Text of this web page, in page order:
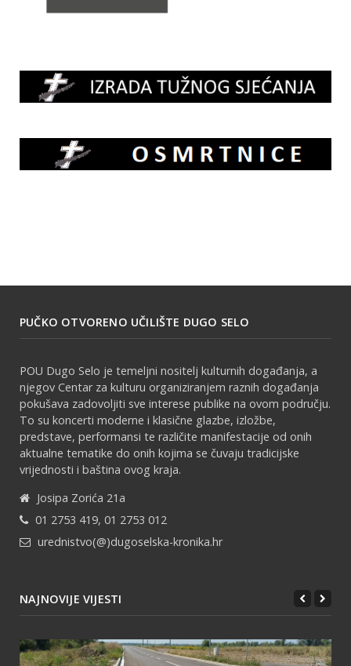
PUČKO OTVORENO UČILIŠTE DUGO SELO
POU Dugo Selo je temeljni nositelj kulturnih događanja, a
njegov Centar za kulturu organiziranjem raznih događanja
pokušava zadovoljiti sve interese publike na ovom području.
To su koncerti moderne i klasične glazbe, izložbe,
predstave, performansi te različite manifestacije od onih
aktualne tematike do onih kojima se čuvaju tradicijske
vrijednosti i baština ovog kraja.
Josipa Zorića 21a
01 2753 419, 01 2753 012
urednistvo(@)dugoselska-kronika.hr
NAJNOVIJE VIJESTI